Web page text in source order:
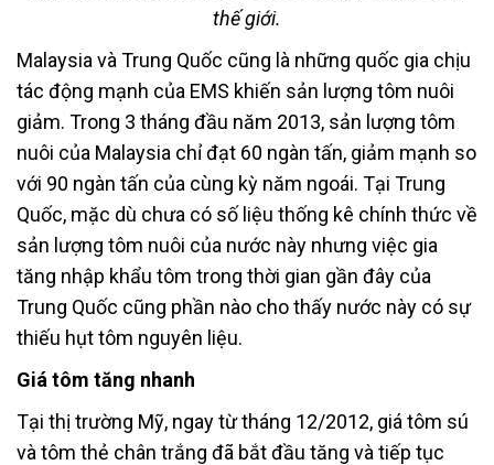
thế giới.
Malaysia và Trung Quốc cũng là những quốc gia chịu
tác động mạnh của EMS khiến sản lượng tôm nuôi
giảm. Trong 3 tháng đầu năm 2013, sản lượng tôm
nuôi của Malaysia chỉ đạt 60 ngàn tấn, giảm mạnh so
với 90 ngàn tấn của cùng kỳ năm ngoái. Tại Trung
Quốc, mặc dù chưa có số liệu thống kê chính thức về
sản lượng tôm nuôi của nước này nhưng việc gia
tăng nhập khẩu tôm trong thời gian gần đây của
Trung Quốc cũng phần nào cho thấy nước này có sự
thiếu hụt tôm nguyên liệu.
Giá tôm tăng nhanh
Tại thị trường Mỹ, ngay từ tháng 12/2012, giá tôm sú
và tôm thẻ chân trắng đã bắt đầu tăng và tiếp tục